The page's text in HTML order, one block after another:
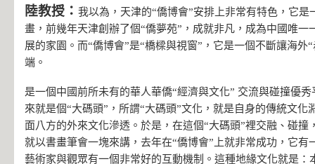
陸教授： 我以為，天津的“僑博會”安排上非常有特色，它是
畫，前幾年天津創辦了個“僑夢苑”，成就非凡，成為中國唯一
展的家園。而“僑博會”是“橋樑與視窗”，它是一個不斷讓海外
端。
是一個中國前所未有的華人華僑“經濟與文化” 交流與碰撞優
來就是個“大碼頭”，所謂“大碼頭”文化，就是自身的傳統文化
面八方的外來文化滲透。於是，在這個“大碼頭”裡交融、碰撞
就以書畫筆會一塊來講，去年在“僑博會”上就非常成功，它有
藝術家與觀眾有一個非常好的互動機制。這種地緣文化就是：